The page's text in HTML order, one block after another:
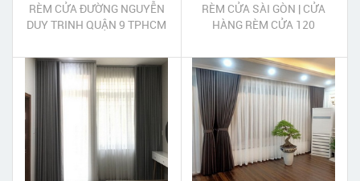
RÈM CỬA ĐƯỜNG NGUYỄN
DUY TRINH QUẬN 9 TPHCM
RÈM CỬA SÀI GÒN | CỬA
HÀNG RÈM CỬA 120
2 TPHCM